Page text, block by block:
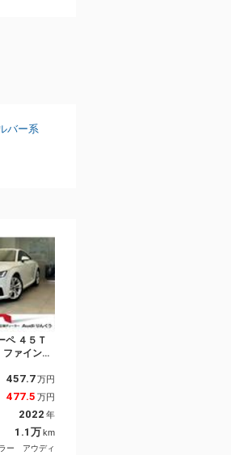
バー系
ペ ４５Ｔ
ァインナ
スＬＥＤ
チューナ
ラス ク
ル マトリ
ライト パ
ヒータ
457.7万円
477.5 万円
2022 年
1.1万km
ー アウディ